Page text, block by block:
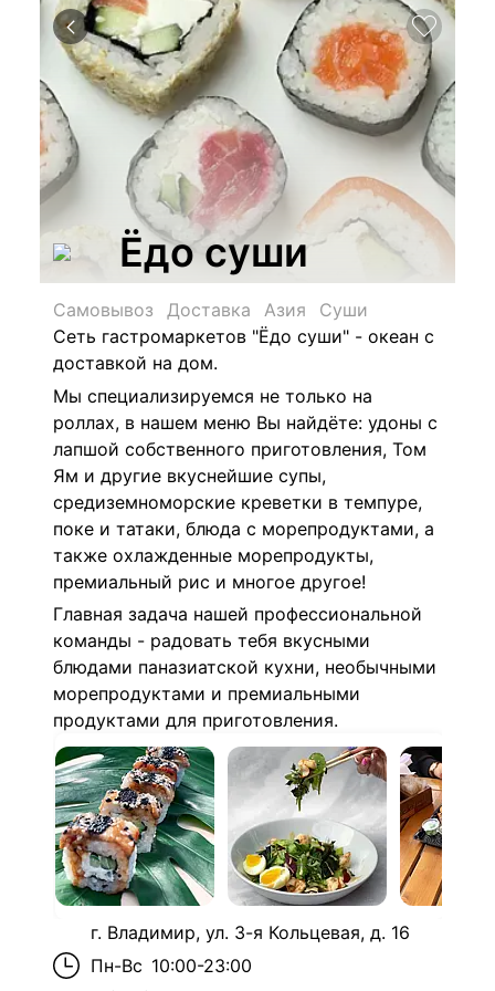
Ёдо суши
Самовывоз Доставка Азия
Суши
Сеть гастромаркетов "Ёдо суши" - океан с
доставкой на дом.
Мы специализируемся не только на
роллах, в нашем меню Вы найдёте: удоны с
лапшой собственного приготовления, Том
Ям и другие вкуснейшие супы,
средиземноморские креветки в темпуре,
поке и татаки, блюда с морепродуктами, а
также охлажденные морепродукты,
премиальный рис и многое другое!
Главная задача нашей профессиональной
команды - радовать тебя вкусными
блюдами паназиатской кухни, необычными
морепродуктами и премиальными
продуктами для приготовления.
г. Владимир, ул. 3-я Кольцевая, д. 16
Пн-Вс 10:00-23:00